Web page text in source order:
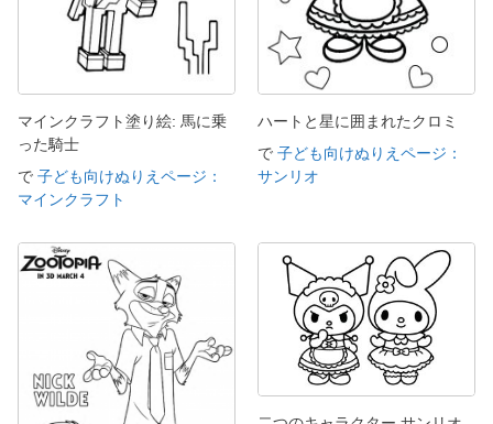
マインクラフト塗り絵: 馬に乗
った騎士
で 子ども向けぬりえページ：
マインクラフト
ハートと星に囲まれたクロミ
で 子ども向けぬりえページ：
サンリオ